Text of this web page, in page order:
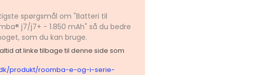
spørgsmål om "Batteri til
j7/j7+ − 1.850 mAh" så du bedre
som du kan bruge.
at linke tilbage til denne side som
produkt/roomba-e-og-i-serie-